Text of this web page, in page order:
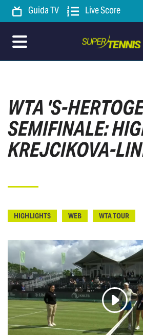
Guida TV Live Score
WTA 'S-
SEMIFINALE:
KREJCIKOVA-
HIGHLIGHTS WEB WTA TOUR